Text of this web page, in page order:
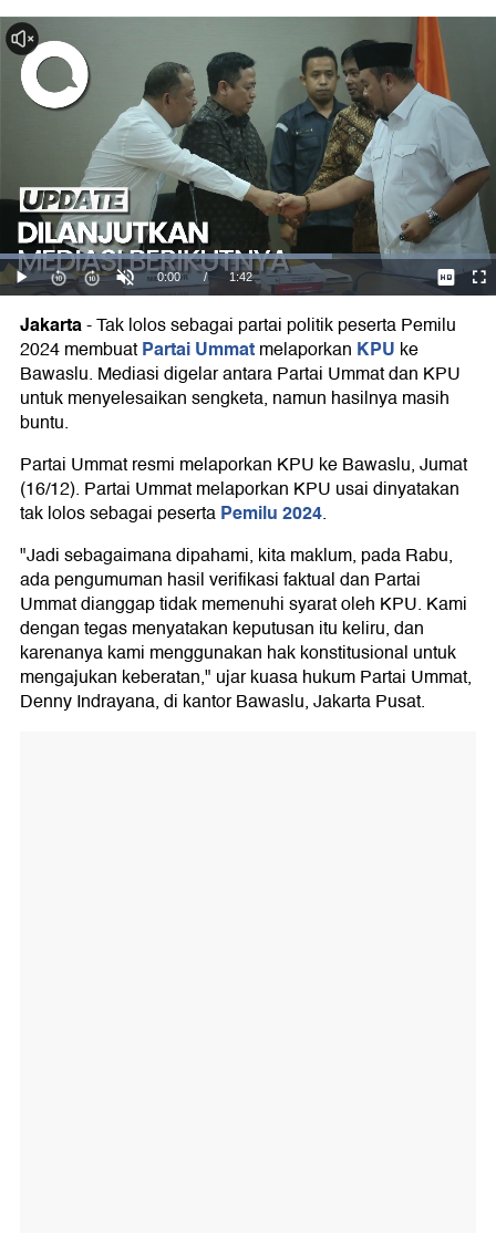
Jakarta-Tak lolos sebagai partai politik peserta Pemilu
2024 membuatPartai Ummatmelaporkan KPU ke
Bawaslu. Mediasi digelar antara Partai Ummat dan KPU
untuk menyelesaikan sengketa, namun hasilnya masih
buntu.
Partai Ummat resmi melaporkan KPU ke Bawaslu, Jumat
(16/12). Partai Ummat melaporkan KPU usai dinyatakan
tak lolos sebagai pesertaPemilu 2024.
"Jadi sebagaimana dipahami, kita maklum, pada Rabu,
ada pengumuman hasil verifikasi faktual dan Partai
Ummat dianggap tidak memenuhi syarat oleh KPU. Kami
dengan tegas menyatakan keputusan itu keliru, dan
karenanya kami menggunakan hak konstitusional untuk
mengajukan keberatan," ujar kuasa hukum Partai Ummat,
Denny Indrayana, di kantor Bawaslu, Jakarta Pusat.